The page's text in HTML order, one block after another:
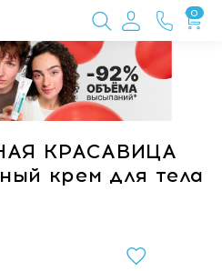
0
КРАСАВИЦА
крем для тела